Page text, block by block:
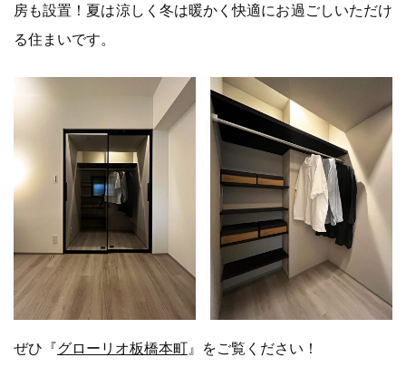
房も設置！夏は涼しく冬は暖かく快適にお過ごしいただけ
る住まいです。
ぜひ『グローリオ板橋本町 』をご覧ください！